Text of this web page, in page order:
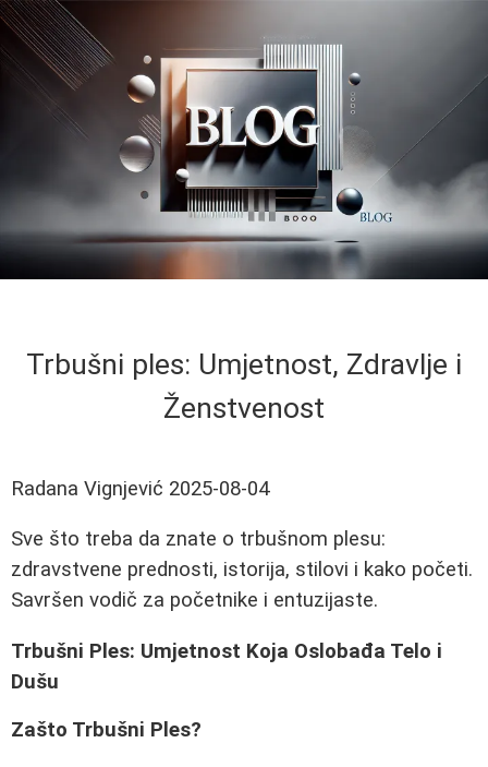
Trbušni ples: Umjetnost, Zdravlje i
Ženstvenost
Radana Vignjević 2025-08-04
Sve što treba da znate o trbušnom plesu:
zdravstvene prednosti, istorija, stilovi i kako početi.
Savršen vodič za početnike i entuzijaste.
Trbušni Ples: Umjetnost Koja Oslobađa Telo i
Dušu
Zašto Trbušni Ples?